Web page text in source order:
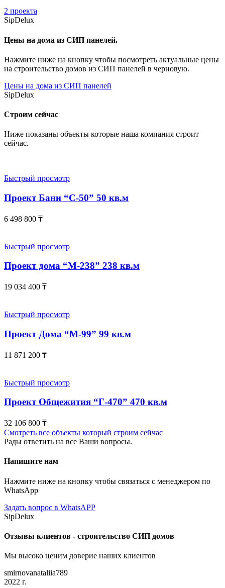
2 проекта
SipDelux
Цены на дома из СИП панелей.
Нажмите ниже на кнопку чтобы посмотреть актуальные цены
на строительство домов из СИП панелей в черновую.
Цены на дома из СИП панелей
SipDelux
Строим сейчас
Ниже показаны объекты которые наша компания строит
сейчас.
Быстрый просмотр
Проект Бани “С-50” 50 кв.м
6 498 800 ₸
Быстрый просмотр
Проект дома “М-238” 238 кв.м
19 034 400 ₸
Быстрый просмотр
Проект Дома “М-99” 99 кв.м
11 871 200 ₸
Быстрый просмотр
Проект Общежития “Г-470” 470 кв.м
32 106 800 ₸
Смотреть все объекты который строим сейчас
Рады ответить на все Ваши вопросы.
Напишите нам
Нажмите ниже на кнопку чтобы связаться с менеджером по
WhatsApp
Задать вопрос в WhatsAPP
SipDelux
Отзывы клиентов - строительство СИП домов
Мы высоко ценим доверие наших клиентов
smirnovanataliia789
2022 г.